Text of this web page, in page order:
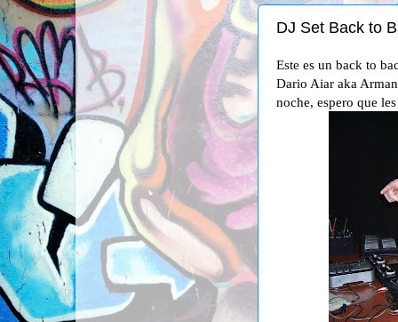
DJ Set Back to
Este es un back to
Dario Aiar aka
noche, espero que